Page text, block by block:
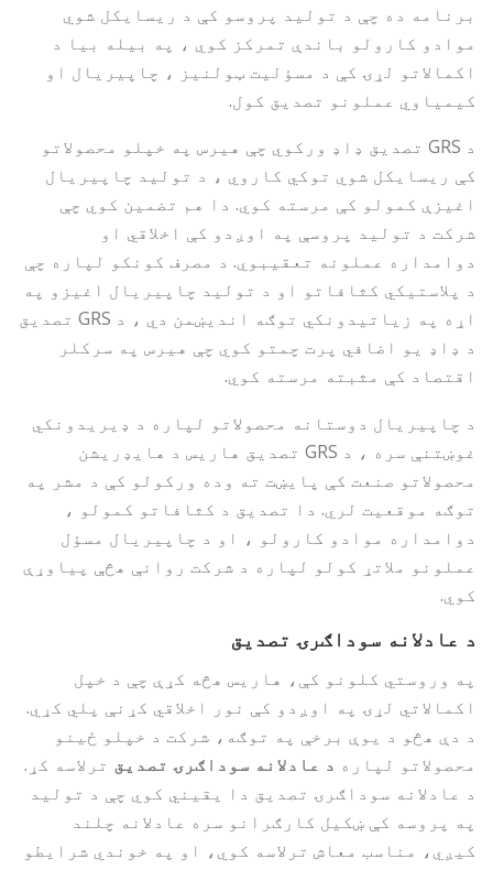
برنامه ده چې د تولید پروسو کې د ریسایکل شوي
موادو کارولو باندې تمرکز کوي ، په بیله بیا د
اکمالاتو لړۍ کې د مسؤلیت ټولنیز ، چاپیریال او
کیمیاوي عملونو تصدیق کول.
د GRS تصدیق ډاډ ورکوي چې هیرس په خپلو محصولاتو
کې ریسایکل شوي توکي کاروي ، د تولید چاپیریال
اغیزې کمولو کې مرسته کوي. دا هم تضمین کوي ​​​​چې
شرکت د تولید پروسې په اوږدو کې اخلاقي او
دوامداره عملونه تعقیبوي. د مصرف کونکو لپاره چې
د پلاستيکي کثافاتو او د تولید چاپیریال اغیزو په
اړه په زیاتیدونکي توګه اندیښمن دي ، د GRS تصدیق
د ډاډ یو اضافي پرت چمتو کوي چې هیرس په سرکلر
اقتصاد کې مثبته مرسته کوي.
د چاپیریال دوستانه محصولاتو لپاره د ډیریدونکي
غوښتنې سره ، د GRS تصدیق هاریس د هایډریشن
محصولاتو صنعت کې پایښت ته وده ورکولو کې د مشر په
توګه موقعیت لري. دا تصدیق د کثافاتو کمولو ،
دوامداره موادو کارولو ، او د چاپیریال مسؤل
عملونو ملاتړ کولو لپاره د شرکت روانې هڅې پیاوړې
کوي.
د عادلانه سوداګرۍ تصدیق
په وروستي کلونو کې، هاریس هڅه کړې چې د خپل
اکمالاتي لړۍ په اوږدو کې نور اخلاقي کړنې پلي کړي.
د دې هڅو د یوې برخې په توګه، شرکت د خپلو ځینو
محصولاتو لپاره د عادلانه سوداګرۍ تصدیق ترلاسه کړ.
د عادلانه سوداګرۍ تصدیق دا یقیني کوي چې د تولید
په پروسه کې ښکیل کارګرانو سره عادلانه چلند
کیږي، مناسب معاش ترلاسه کوي، او په خوندي شرایطو